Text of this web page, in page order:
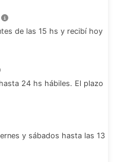
de las 15 hs y recibí hoy
24 hs hábiles. El plazo
y sábados hasta las 13